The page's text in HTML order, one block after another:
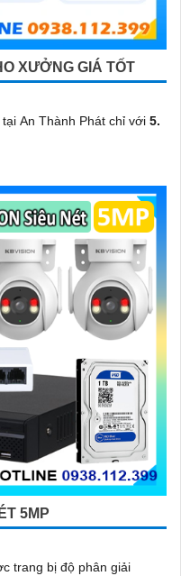
XƯỞNG GIÁ TỐT
An Thành Phát chỉ với 5.
5MP
trang bị độ phân giải